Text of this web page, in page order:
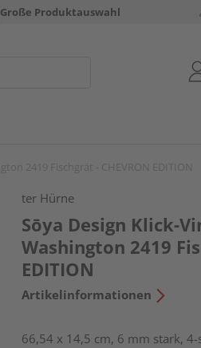
Große Produktauswahl
ter Hürne
Sōya Design Klick-
Washington 2419
EDITION
Artikelinformationen
66,54 x 14,5 cm, 6 mm stark,